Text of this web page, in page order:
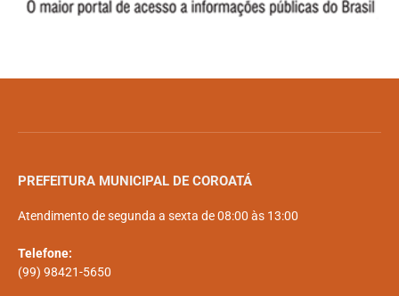
PREFEITURA MUNICIPAL DE COROATÁ
Atendimento de segunda a sexta de 08:00 às 13:00
Telefone:
(99) 98421-5650